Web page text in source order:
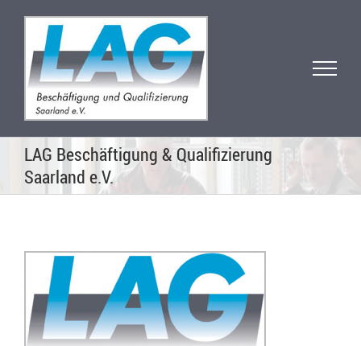
springen
LAG Beschäftigung & Qualifizierung
Saarland e.V.